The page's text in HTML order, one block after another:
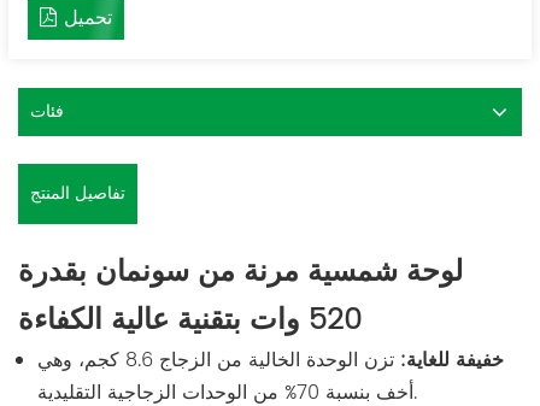
تحميل
فئات
تفاصيل المنتج
لوحة شمسية مرنة من سونمان بقدرة
520 وات بتقنية عالية الكفاءة
خفيفة للغاية: تزن الوحدة الخالية من الزجاج 8.6 كجم، وهي
أخف بنسبة 70% من الوحدات الزجاجية التقليدية.